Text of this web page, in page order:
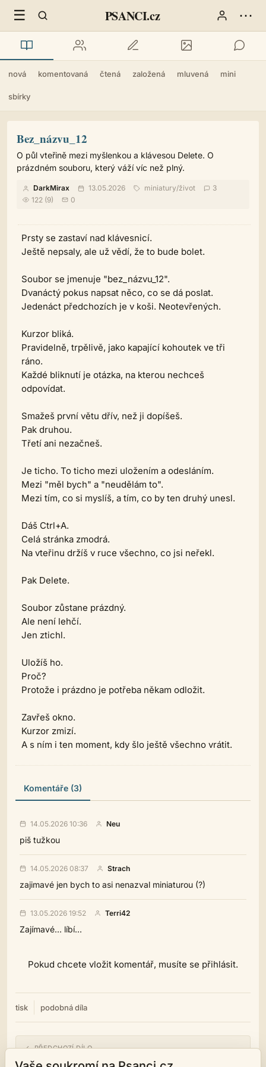
☰ PSANCI.cz ⋯
nová komentovaná čtená založená mluvená mini
sbírky
Bez_názvu_12
O půl vteřině mezi myšlenkou a klávesou Delete. O
prázdném souboru, který váží víc než plný.
DarkMirax 13.05.2026 miniatury/život
3
122 (9)
0
Prsty se zastaví nad klávesnicí.
Ještě nepsaly, ale už vědí, že to bude bolet.
Soubor se jmenuje "bez_názvu_12".
Dvanáctý pokus napsat něco, co se dá poslat.
Jedenáct předchozích je v koši. Neotevřených.
Kurzor bliká.
Pravidelně, trpělivě, jako kapající kohoutek ve tři
ráno.
Každé bliknutí je otázka, na kterou nechceš
odpovídat.
Smažeš první větu dřív, než ji dopíšeš.
Pak druhou.
Třetí ani nezačneš.
Je ticho. To ticho mezi uložením a odesláním.
Mezi "měl bych" a "neudělám to".
Mezi tím, co si myslíš, a tím, co by ten druhý unesl.
Dáš Ctrl+A.
Celá stránka zmodrá.
Na vteřinu držíš v ruce všechno, co jsi neřekl.
Pak Delete.
Soubor zůstane prázdný.
Ale není lehčí.
Jen ztichl.
Uložíš ho.
Proč?
Protože i prázdno je potřeba někam odložit.
Zavřeš okno.
Kurzor zmizí.
A s ním i ten moment, kdy šlo ještě všechno vrátit.
Komentáře (3)
14.05.2026 10:36 Neu
piš tužkou
14.05.2026 08:37 Strach
zajimavé jen bych to asi nenazval miniaturou (?)
13.05.2026 19:52 Terri42
Zajímavé... líbí...
Pokud chcete vložit komentář, musíte se přihlásit.
tisk podobná díla
← PŘEDCHOZÍ DÍLO
PRO SYSTÉM HLOUPÝ, PRO SEBE VOLNÝ